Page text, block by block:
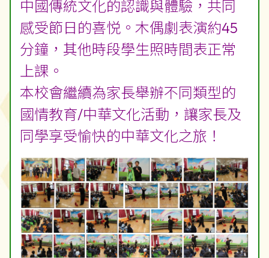
中國傳統文化的認識與體驗，共同
感受節日的喜悦。木偶劇表演約45
分鐘，其他時段學生照時間表正常
上課 。
本校會繼續為家長舉辦不同類型的
國情教育/中華文化活動，讓家長及
同學享受愉快的中華文化之旅！